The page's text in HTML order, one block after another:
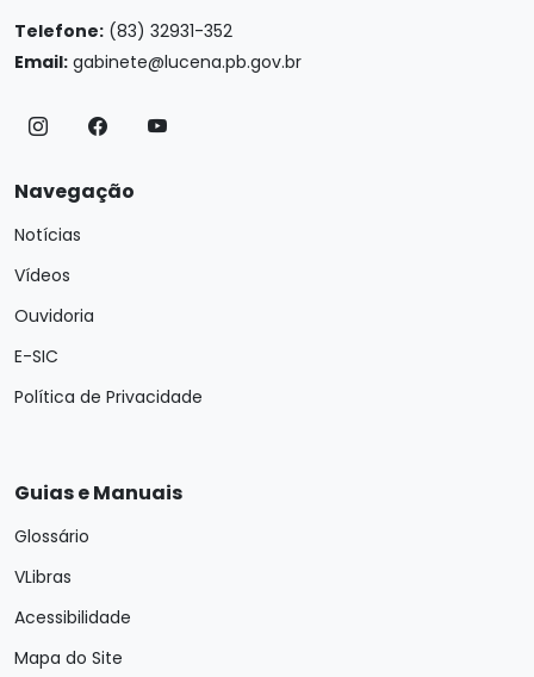
Telefone: (83) 32931-352
Email: gabinete@lucena.pb.gov.br
Navegação
Notícias
Vídeos
Ouvidoria
E-SIC
Política de Privacidade
Guias e Manuais
Glossário
VLibras
Acessibilidade
Mapa do Site